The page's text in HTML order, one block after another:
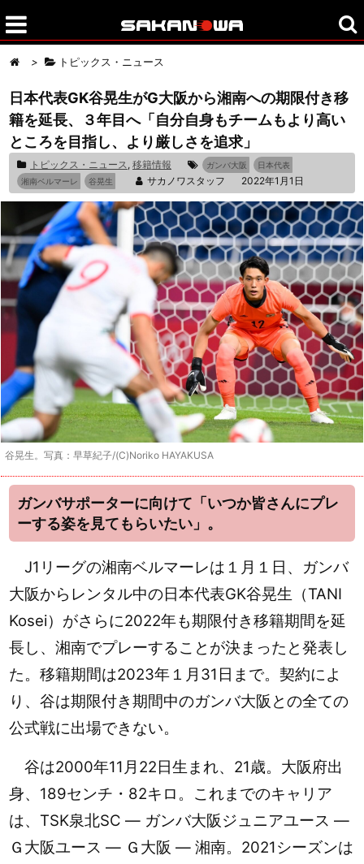
> トピックス・ニュース
日本代表GK谷晃生がG大阪から湘南への期限付き移
籍を延長、３年目へ「自分自身もチームもより高い
ところを目指し、より厳しさを追求」
トピックス・ニュース, 移籍情報 ガンバ大阪
日本代表
湘南ベルマーレ
谷晃生 サカノワスタッフ 2022年1月1日
谷晃生。写真：早草紀子/(C)Noriko HAYAKUSA
ガンバサポーターに向けて「いつか皆さんにプレ
ーする姿を見てもらいたい」。
J1リーグの湘南ベルマーレは１月１日、ガンバ
大阪からレンタル中の日本代表GK谷晃生（TANI
Kosei）がさらに2022年も期限付き移籍期間を延
長し、湘南でプレーすることが決まったと発表し
た。移籍期間は2023年１月31日まで。契約によ
り、谷は期限付き期間中のガンバ大阪との全ての
公式戦に出場できない。
谷は2000年11月22日生まれ、21歳。大阪府出
身、189センチ・82キロ。これまでのキャリア
は、TSK泉北SC ― ガンバ大阪ジュニアユース ―
Ｇ大阪ユース ― Ｇ大阪 ― 湘南。2021シーズンは